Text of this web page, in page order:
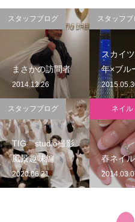
まさかの訪問者
2014.12.26
スタッフブログ
スカイ
年×ブル
スタッフブ
TIG studio撮影
風景趣味編
2020.06.21
スタッフブログ
春ネイ
ネイル